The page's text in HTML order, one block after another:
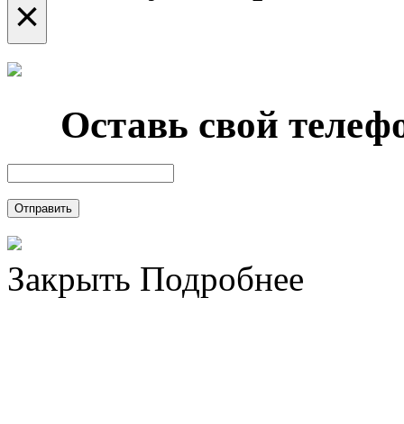
×
Оставь свой
Отправить
Закрыть Подробнее